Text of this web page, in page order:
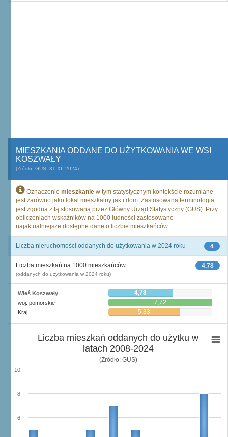
MIESZKANIA ODDANE DO UŻYTKOWANIA WE WSI
KOSZWAŁY
(Źródło: GUS, 31.XII.2024)
Oznaczenie mieszkanie w tym statystycznym kontekście rozumiane
jest zarówno jako lokal mieszkalny jak i dom. Zastosowana terminologia
jest zgodna z tą stosowaną przez Główny Urząd Statystyczny (GUS). Przy
obliczeniach wskaźników na 1000 ludności zastosowano
najaktualniejsze dostępne dane o liczbie mieszkańców.
4
Liczba nieruchomości oddanych do użytkowania w 2024 roku
4,78
Liczba mieszkań na 1000 mieszkańców
(oddanych do użytkowania w 2024 roku)
Wieś Koszwały 4,78
woj. pomorskie 7,72
Kraj 5,33
Liczba mieszkań oddanych do użytku w
latach 2008-2024
(Źródło: GUS)
6
8
10